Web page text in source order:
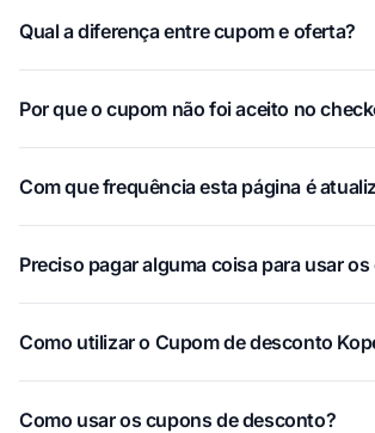
Qual a diferença entre cupom e oferta?
Por que o cupom não foi aceito no
Com que frequência esta página é
Preciso pagar alguma coisa para usar
Como utilizar o Cupom de desconto
Como usar os cupons de desconto?